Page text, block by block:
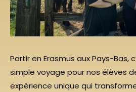
Partir en Erasmus aux Pays-Bas,
simple voyage pour nos élèves
expérience unique qui